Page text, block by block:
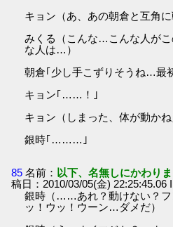
キョン（あ、あの朝倉と互角
みくる（こんな…こんな人が
な人は…）
朝倉｢少し手こずりそうね…最
キョン｢……！｣
キョン（しまった、体が動か
銀時｢………｣
85 名前： 以下、名無しにかわり
稿日：2010/03/05(金) 22:25:45.06
銀時（……あれ？動けない？フ
ッ！ウッ！ウーン…ダメだ）